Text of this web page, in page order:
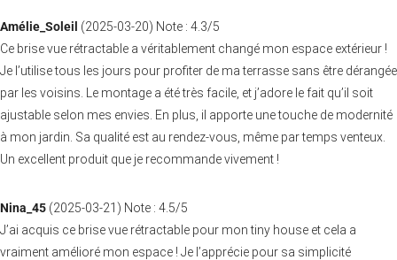
Amélie_Soleil (2025-03-20) Note : 4.3/5
Ce brise vue rétractable a véritablement changé mon espace extérieur !
Je l’utilise tous les jours pour profiter de ma terrasse sans être dérangée
par les voisins. Le montage a été très facile, et j’adore le fait qu’il soit
ajustable selon mes envies. En plus, il apporte une touche de modernité
à mon jardin. Sa qualité est au rendez-vous, même par temps venteux.
Un excellent produit que je recommande vivement !
Nina_45 (2025-03-21 ) Note : 4.5/5
J’ai acquis ce brise vue rétractable pour mon tiny house et cela a
vraiment amélioré mon espace ! Je l’apprécie pour sa simplicité